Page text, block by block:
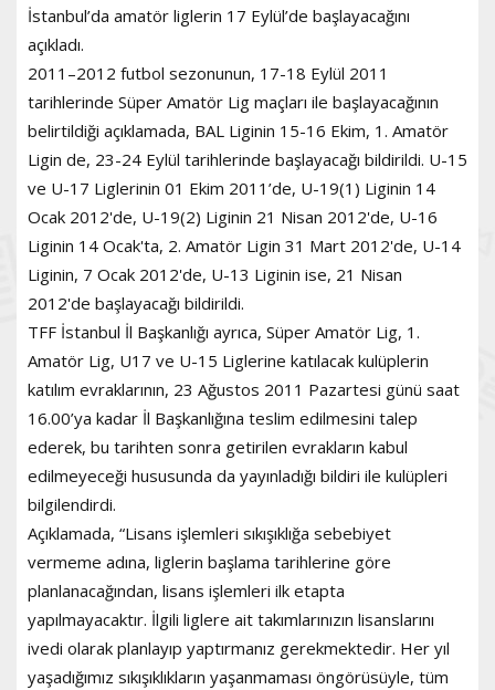
İstanbul’da amatör liglerin 17 Eylül’de başlayacağını
açıkladı.
2011–2012 futbol sezonunun, 17-18 Eylül 2011
tarihlerinde Süper Amatör Lig maçları ile başlayacağının
belirtildiği açıklamada, BAL Liginin 15-16 Ekim, 1. Amatör
Ligin de, 23-24 Eylül tarihlerinde başlayacağı bildirildi. U-15
ve U-17 Liglerinin 01 Ekim 2011’de, U-19(1) Liginin 14
Ocak 2012'de, U-19(2) Liginin 21 Nisan 2012'de, U-16
Liginin 14 Ocak'ta, 2. Amatör Ligin 31 Mart 2012'de, U-14
Liginin, 7 Ocak 2012'de, U-13 Liginin ise, 21 Nisan
2012'de başlayacağı bildirildi.
TFF İstanbul İl Başkanlığı ayrıca, Süper Amatör Lig, 1.
Amatör Lig, U17 ve U-15 Liglerine katılacak kulüplerin
katılım evraklarının, 23 Ağustos 2011 Pazartesi günü saat
16.00’ya kadar İl Başkanlığına teslim edilmesini talep
ederek, bu tarihten sonra getirilen evrakların kabul
edilmeyeceği hususunda da yayınladığı bildiri ile kulüpleri
bilgilendirdi.
Açıklamada, “Lisans işlemleri sıkışıklığa sebebiyet
vermeme adına, liglerin başlama tarihlerine göre
planlanacağından, lisans işlemleri ilk etapta
yapılmayacaktır. İlgili liglere ait takımlarınızın lisanslarını
ivedi olarak planlayıp yaptırmanız gerekmektedir. Her yıl
yaşadığımız sıkışıklıkların yaşanmaması öngörüsüyle, tüm